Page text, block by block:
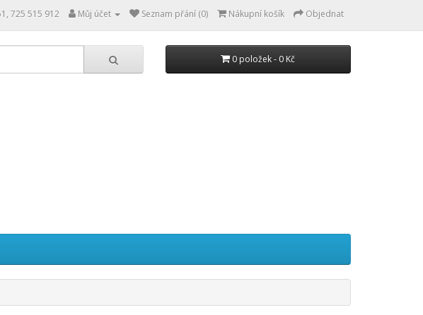
725 515 912 Můj účet Seznam přání (0) Nákupní košík Objednat
0 položek - 0 Kč